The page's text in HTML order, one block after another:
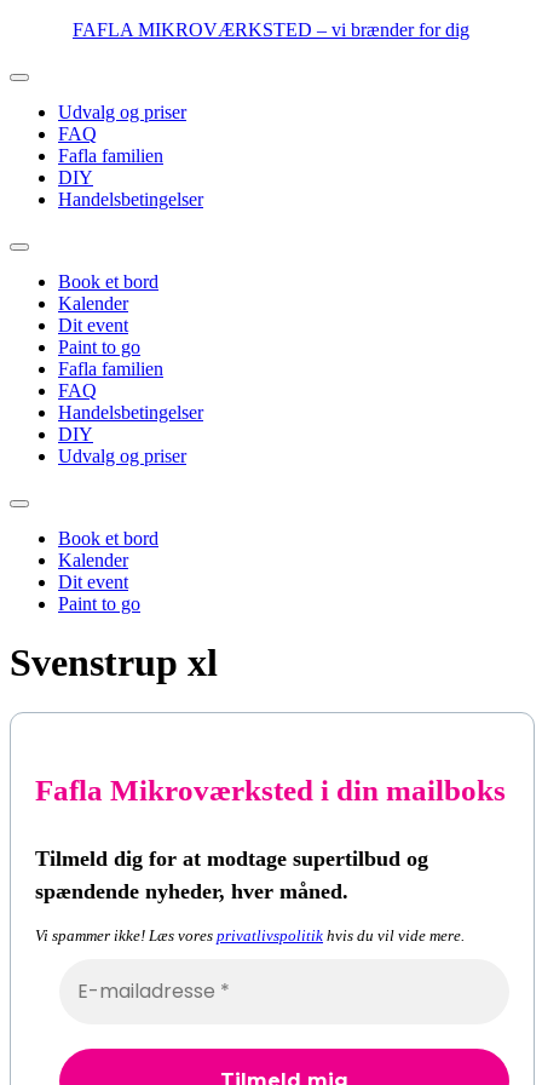
indhold
FAFLA MIKROVÆRKSTED – vi brænder for dig
Udvalg og priser
FAQ
Fafla familien
DIY
Handelsbetingelser
Book et bord
Kalender
Dit event
Paint to go
Fafla familien
FAQ
Handelsbetingelser
DIY
Udvalg og priser
Book et bord
Kalender
Dit event
Paint to go
Svenstrup xl
Fafla Mikroværksted i din mailboks
Tilmeld dig for at modtage supertilbud og
spændende nyheder, hver måned.
Vi spammer ikke! Læs vores privatlivspolitik hvis du vil vide mere.